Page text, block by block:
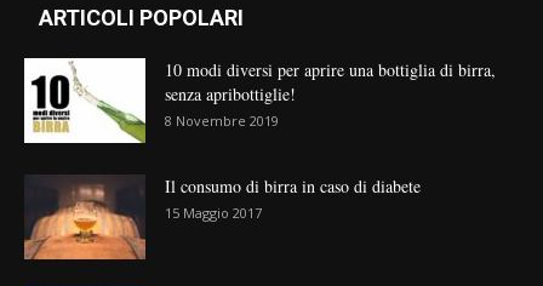
ARTICOLI POPOLARI
10 modi diversi per aprire una bottiglia di birra,
senza apribottiglie!
8 Novembre 2019
Il consumo di birra in caso di diabete
15 Maggio 2017